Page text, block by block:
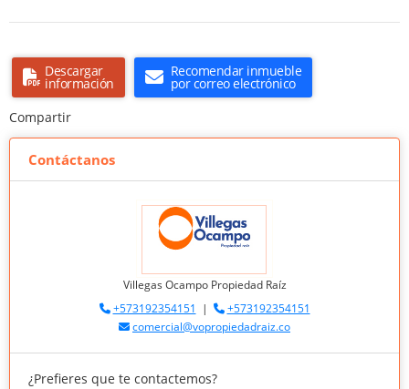
Descargar
información
Recomendar inmueble
por correo electrónico
Compartir
Contáctanos
Villegas Ocampo Propiedad Raíz
+573192354151 |
+573192354151
comercial@vopropiedadraiz.co
¿Prefieres que te contactemos?